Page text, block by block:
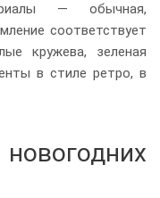
— обычная,
соответствует
кружева, зеленая
в стиле ретро, в